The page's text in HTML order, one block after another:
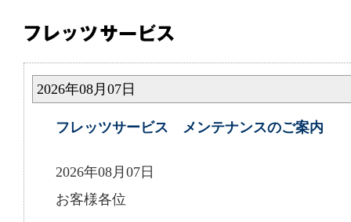
2026年08月07日
フレッツサービス メンテナンスのご案内
2026年08月07日
お客様各位